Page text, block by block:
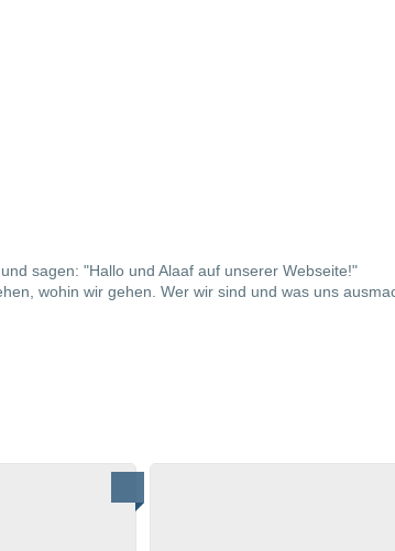
sagen: "Hallo und Alaaf auf unserer Webseite!"
wohin wir gehen. Wer wir sind und was uns